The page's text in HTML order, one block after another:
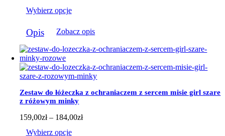
do
Wybierz opcje
produkt
ma
wiele
wariantów.
Opcje
można
wybrać
na
stronie
produktu
Opis Zobacz opis
Zestaw do łóżeczka z ochraniaczem z sercem misie girl szare
z różowym minky
159,00zł – 184,00złZakres
Wybierz opcje